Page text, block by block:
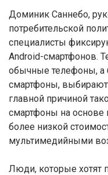
Доминик Саннебо,
потребительской
специалисты
Android-смартфонов.
обычные телефоны,
смартфоны, выбирают
главной причиной
смартфоны на основе
более низкой
мультимедийными
Люди, которые хотят